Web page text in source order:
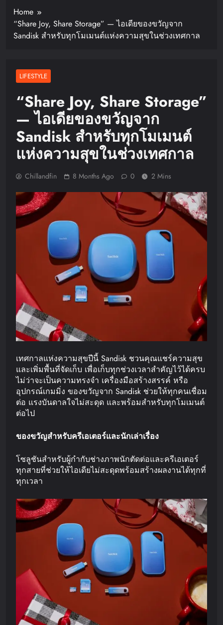
Home
“Share Joy, Share Storage” — ไอเดียของขวัญจาก
Sandisk สำหรับทุกโมเมนต์แห่งความสุขในช่วงเทศกาล
LIFESTYLE
“Share Joy, Share Storage”
— ไอเดียของขวัญจาก
Sandisk สำหรับทุกโมเมนต์
แห่งความสุขในช่วงเทศกาล
Chillandfin 8 Months Ago 0 2 Mins
เทศกาลแห่งความสุขปีนี้ Sandisk ชวนคุณแชร์ความสุข
และเพิ่มพื้นที่จัดเก็บ เพื่อเก็บทุกช่วงเวลาสำคัญไว้ได้ครบ
ไม่ว่าจะเป็นความทรงจำ เครื่องมือสร้างสรรค์ หรือ
อุปกรณ์เกมมิ่ง ของขวัญจาก Sandisk ช่วยให้ทุกคนเชื่อม
ต่อ แรงบันดาลใจไม่สะดุด และพร้อมสำหรับทุกโมเมนต์
ต่อไป
ของขวัญสำหรับครีเอเตอร์และนักเล่าเรื่อง
โซลูชันสำหรับผู้กำกับช่างภาพนักตัดต่อและครีเอเตอร์
ทุกสายที่ช่วยให้ไอเดียไม่สะดุดพร้อมสร้างผลงานได้ทุกที่
ทุกเวลา